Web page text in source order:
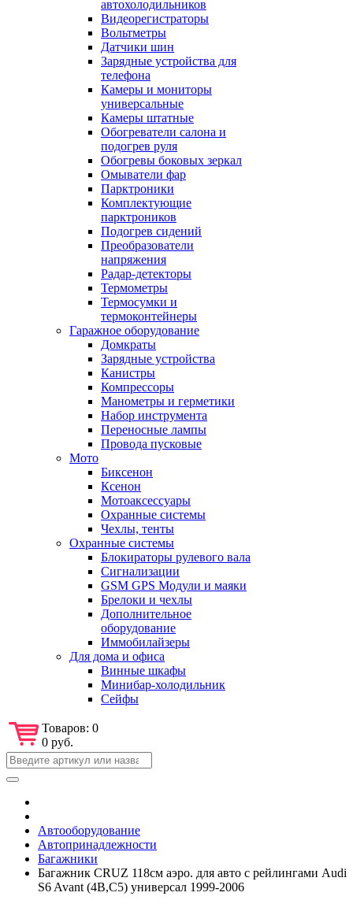
автохолодильников
Видеорегистраторы
Вольтметры
Датчики шин
Зарядные устройства для
телефона
Камеры и мониторы
универсальные
Камеры штатные
Обогреватели салона и
подогрев руля
Обогревы боковых зеркал
Омыватели фар
Парктроники
Комплектующие
парктроников
Подогрев сидений
Преобразователи
напряжения
Радар-детекторы
Термометры
Термосумки и
термоконтейнеры
Гаражное оборудование
Домкраты
Зарядные устройства
Канистры
Компрессоры
Манометры и герметики
Набор инструмента
Переносные лампы
Провода пусковые
Мото
Биксенон
Ксенон
Мотоаксессуары
Охранные системы
Чехлы, тенты
Охранные системы
Блокираторы рулевого вала
Сигнализации
GSM GPS Модули и маяки
Брелоки и чехлы
Дополнительное
оборудование
Иммобилайзеры
Для дома и офиса
Винные шкафы
Минибар-холодильник
Сейфы
Товаров: 0
0 руб.
Автооборудование
Автопринадлежности
Багажники
Багажник CRUZ 118см аэро. для авто с рейлингами Audi
S6 Avant (4B,C5) универсал 1999-2006